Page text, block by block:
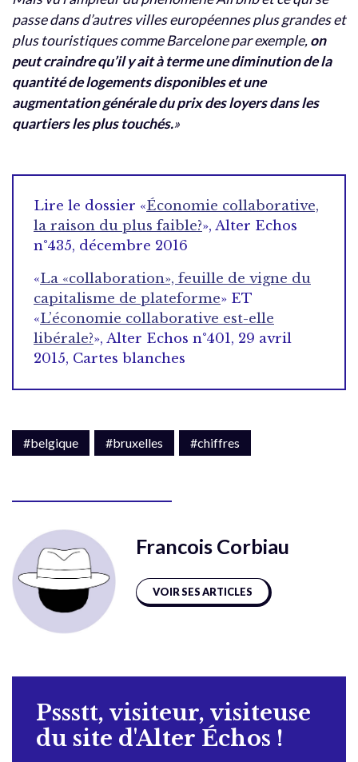
passe dans d’autres villes européennes plus grandes et
plus touristiques comme Barcelone par exemple,on
peut craindre qu’il y ait à terme une diminution de la
quantité de logements disponibles et une
augmentation générale du prix des loyers dans les
quartiers les plus touchés.»
Lire le dossier «Économie collaborative,
la raison du plus faible?», Alter Echos
n°435, décembre 2016
«La «collaboration», feuille de vigne du
capitalisme de plateforme» ET
«L’économie collaborative est-elle
libérale?», Alter Echos n°401, 29 avril
2015, Cartes blanches
#belgique #bruxelles #chiffres
Francois Corbiau
VOIR SES ARTICLES
Pssstt, visiteur, visiteuse
du site d'Alter Échos !